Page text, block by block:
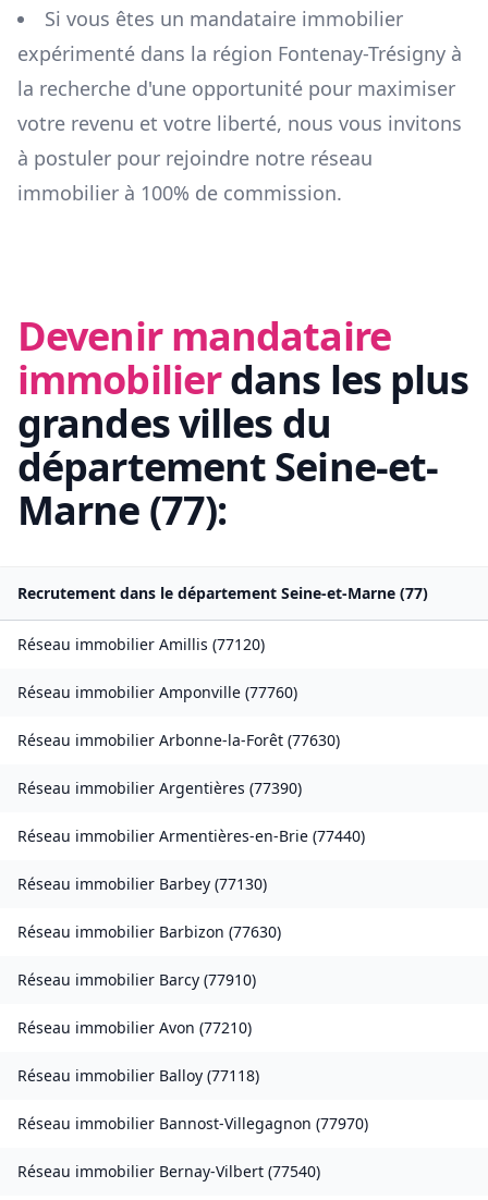
Si vous êtes un mandataire immobilier
expérimenté dans la région Fontenay-Trésigny à
la recherche d'une opportunité pour maximiser
votre revenu et votre liberté, nous vous invitons
à postuler pour rejoindre notre réseau
immobilier à 100% de commission.
Devenir mandataire
immobilierdans les plus
grandes villes du
départementSeine-et-
Marne (77):
Recrutement dans le département Seine-et-Marne (77)
Réseau immobilier Amillis (77120)
Réseau immobilier Amponville (77760)
Réseau immobilier Arbonne-la-Forêt (77630)
Réseau immobilier Argentières (77390)
Réseau immobilier Armentières-en-Brie (77440)
Réseau immobilier Barbey (77130)
Réseau immobilier Barbizon (77630)
Réseau immobilier Barcy (77910)
Réseau immobilier Avon (77210)
Réseau immobilier Balloy (77118)
Réseau immobilier Bannost-Villegagnon (77970)
Réseau immobilier Bernay-Vilbert (77540)